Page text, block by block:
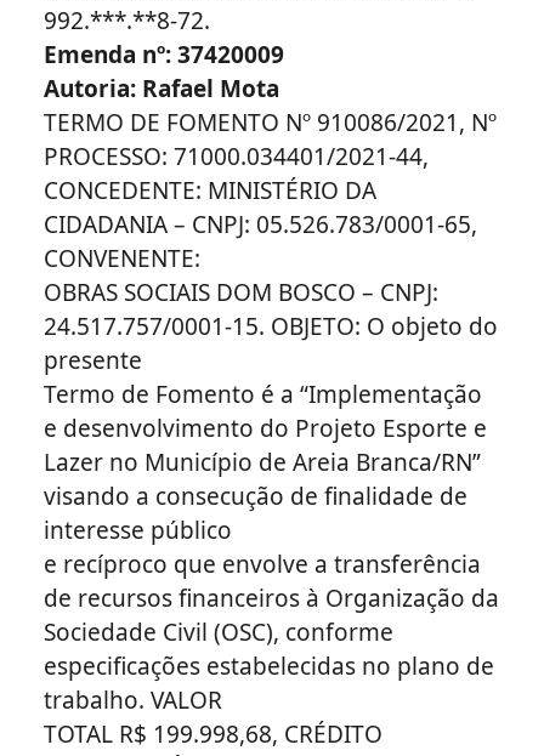
992.***.**8-72.
Emenda nº: 37420009
Autoria: Rafael Mota
TERMO DE FOMENTO Nº 910086/2021, Nº
PROCESSO: 71000.034401/2021-44,
CONCEDENTE: MINISTÉRIO DA
CIDADANIA – CNPJ: 05.526.783/0001-65,
CONVENENTE:
OBRAS SOCIAIS DOM BOSCO – CNPJ:
24.517.757/0001-15. OBJETO: O objeto do
presente
Termo de Fomento é a “Implementação
e desenvolvimento do Projeto Esporte e
Lazer no Município de Areia Branca/RN”
visando a consecução de finalidade de
interesse público
e recíproco que envolve a transferência
de recursos financeiros à Organização da
Sociedade Civil (OSC), conforme
especificações estabelecidas no plano de
trabalho. VALOR
TOTAL R$ 199.998,68, CRÉDITO